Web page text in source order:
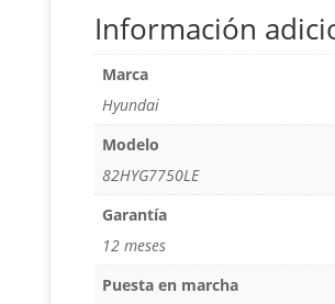
Información
Marca
Hyundai
Modelo
82HYG7750LE
Garantía
12 meses
Puesta en marcha